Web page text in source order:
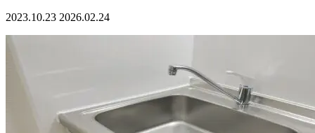
2023.10.23 2026.02.24